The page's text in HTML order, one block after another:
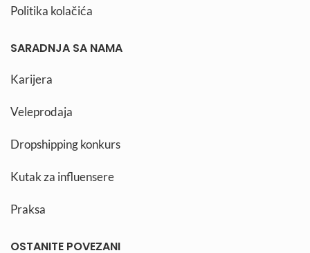
Politika kolačića
SARADNJA SA NAMA
Karijera
Veleprodaja
Dropshipping konkurs
Kutak za influensere
Praksa
OSTANITE POVEZANI